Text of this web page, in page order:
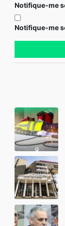
Notifique-me
Notifique-me